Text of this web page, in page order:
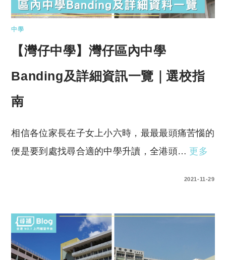
中學
【灣仔中學】灣仔區內中學
Banding及詳細資訊一覽｜選校指
南
相信各位家長在子女上小六時，最最最頭痛苦惱的
便是要到處找尋合適的中學升讀，全港頭… 更多
2021-11-29